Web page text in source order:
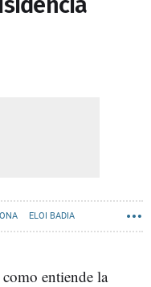
ELOI BADIA
entiende la